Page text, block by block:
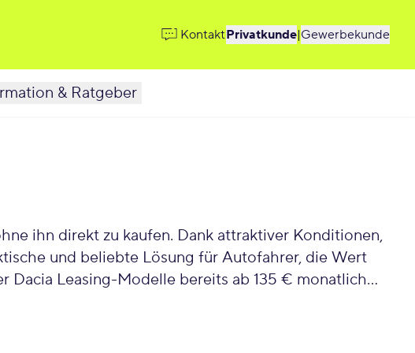
KontaktPrivatkunde|Gewerbekunde
& Ratgeber
ihn direkt zu kaufen. Dank attraktiver Konditionen,
Modelle bereits ab 135 € monatlich